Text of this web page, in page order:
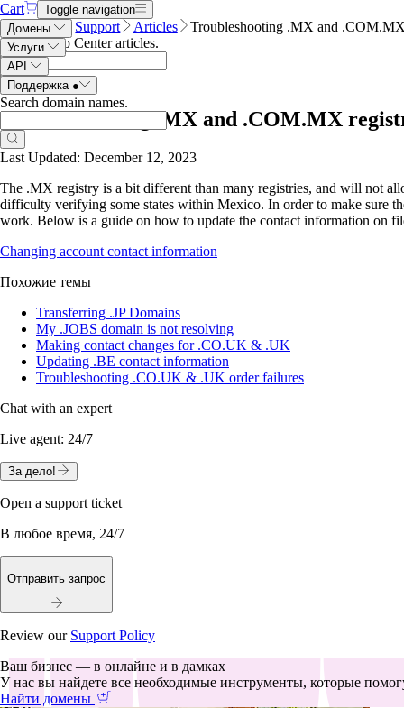
Cart
Toggle navigation
Домены
Услуги
API
Поддержка ●
Search domain names.
Name.com Support Articles
Troubleshooting .MX and
Search Help Center articles.
Troubleshooting .MX and .COM.MX
Last Updated: December 12, 2023
The .MX registry is a bit different than many registries, and will not
difficulty verifying some states within Mexico. In order to make sure
work. Below is a guide on how to update the contact information on
Changing account contact information
Похожие темы
Transferring .JP Domains
My .JOBS domain is not resolving
Making contact changes for .CO.UK & .UK
Updating .BE contact information
Troubleshooting .CO.UK & .UK order failures
Chat with an expert
Live agent: 24/7
За дело!
Open a support ticket
В любое время, 24/7
Отправить запрос
Review our Support Policy
Ваш бизнес — в онлайне и в дамках
У нас вы найдете все необходимые инструменты, которые
Найти домены